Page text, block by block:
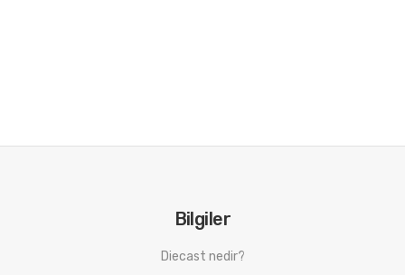
Bilgiler
Diecast nedir?